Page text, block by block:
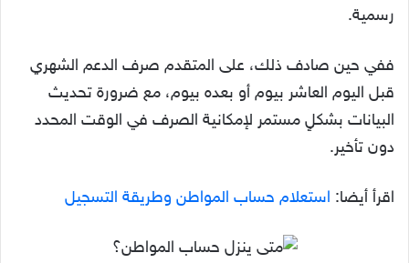
رسمية.
ففي حين صادف ذلك، على المتقدم صرف الدعم الشهري
قبل اليوم العاشر بيوم أو بعده بيوم، مع ضرورة تحديث
البيانات بشكلٍ مستمر لإمكانية الصرف في الوقت المحدد
دون تأخير.
اقرأ أيضا: استعلام حساب المواطن وطريقة التسجيل